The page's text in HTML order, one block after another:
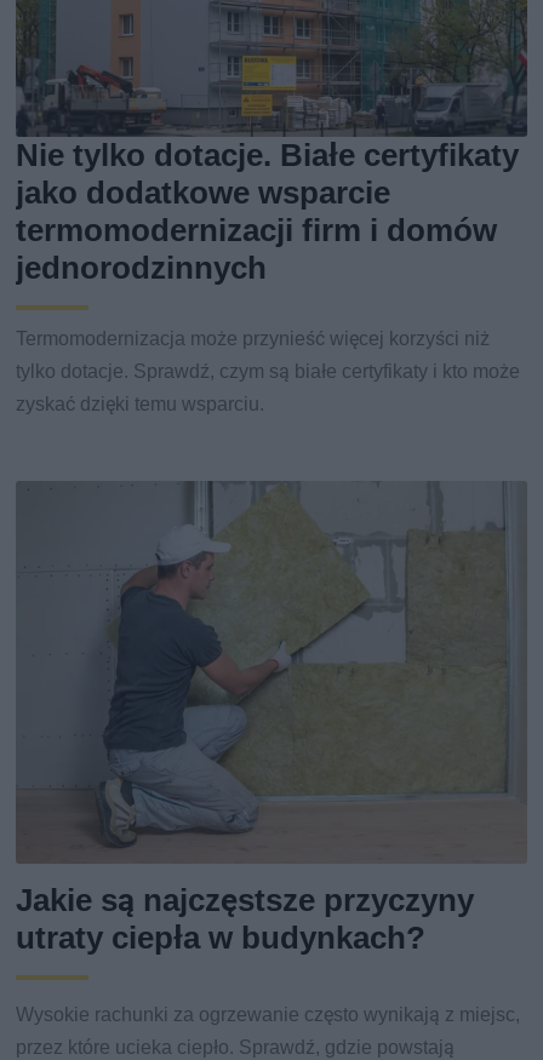
Nie tylko dotacje. Białe certyfikaty
jako dodatkowe wsparcie
termomodernizacji firm i domów
jednorodzinnych
Termomodernizacja może przynieść więcej korzyści niż
tylko dotacje. Sprawdź, czym są białe certyfikaty i kto może
zyskać dzięki temu wsparciu.
Jakie są najczęstsze przyczyny
utraty ciepła w budynkach?
Wysokie rachunki za ogrzewanie często wynikają z miejsc,
przez które ucieka ciepło. Sprawdź, gdzie powstają